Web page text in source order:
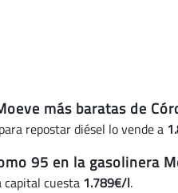
más baratas de
repostar diésel lo vende a
95 en la gasolinera
capital cuesta 1.789€/l.